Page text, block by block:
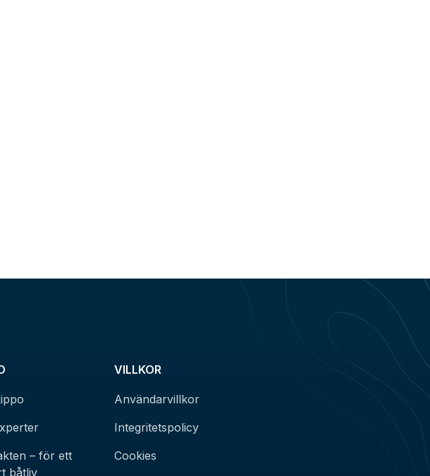
– för ett
båtliv
VILLKOR
Användarvillkor
Integritetspolicy
Cookies